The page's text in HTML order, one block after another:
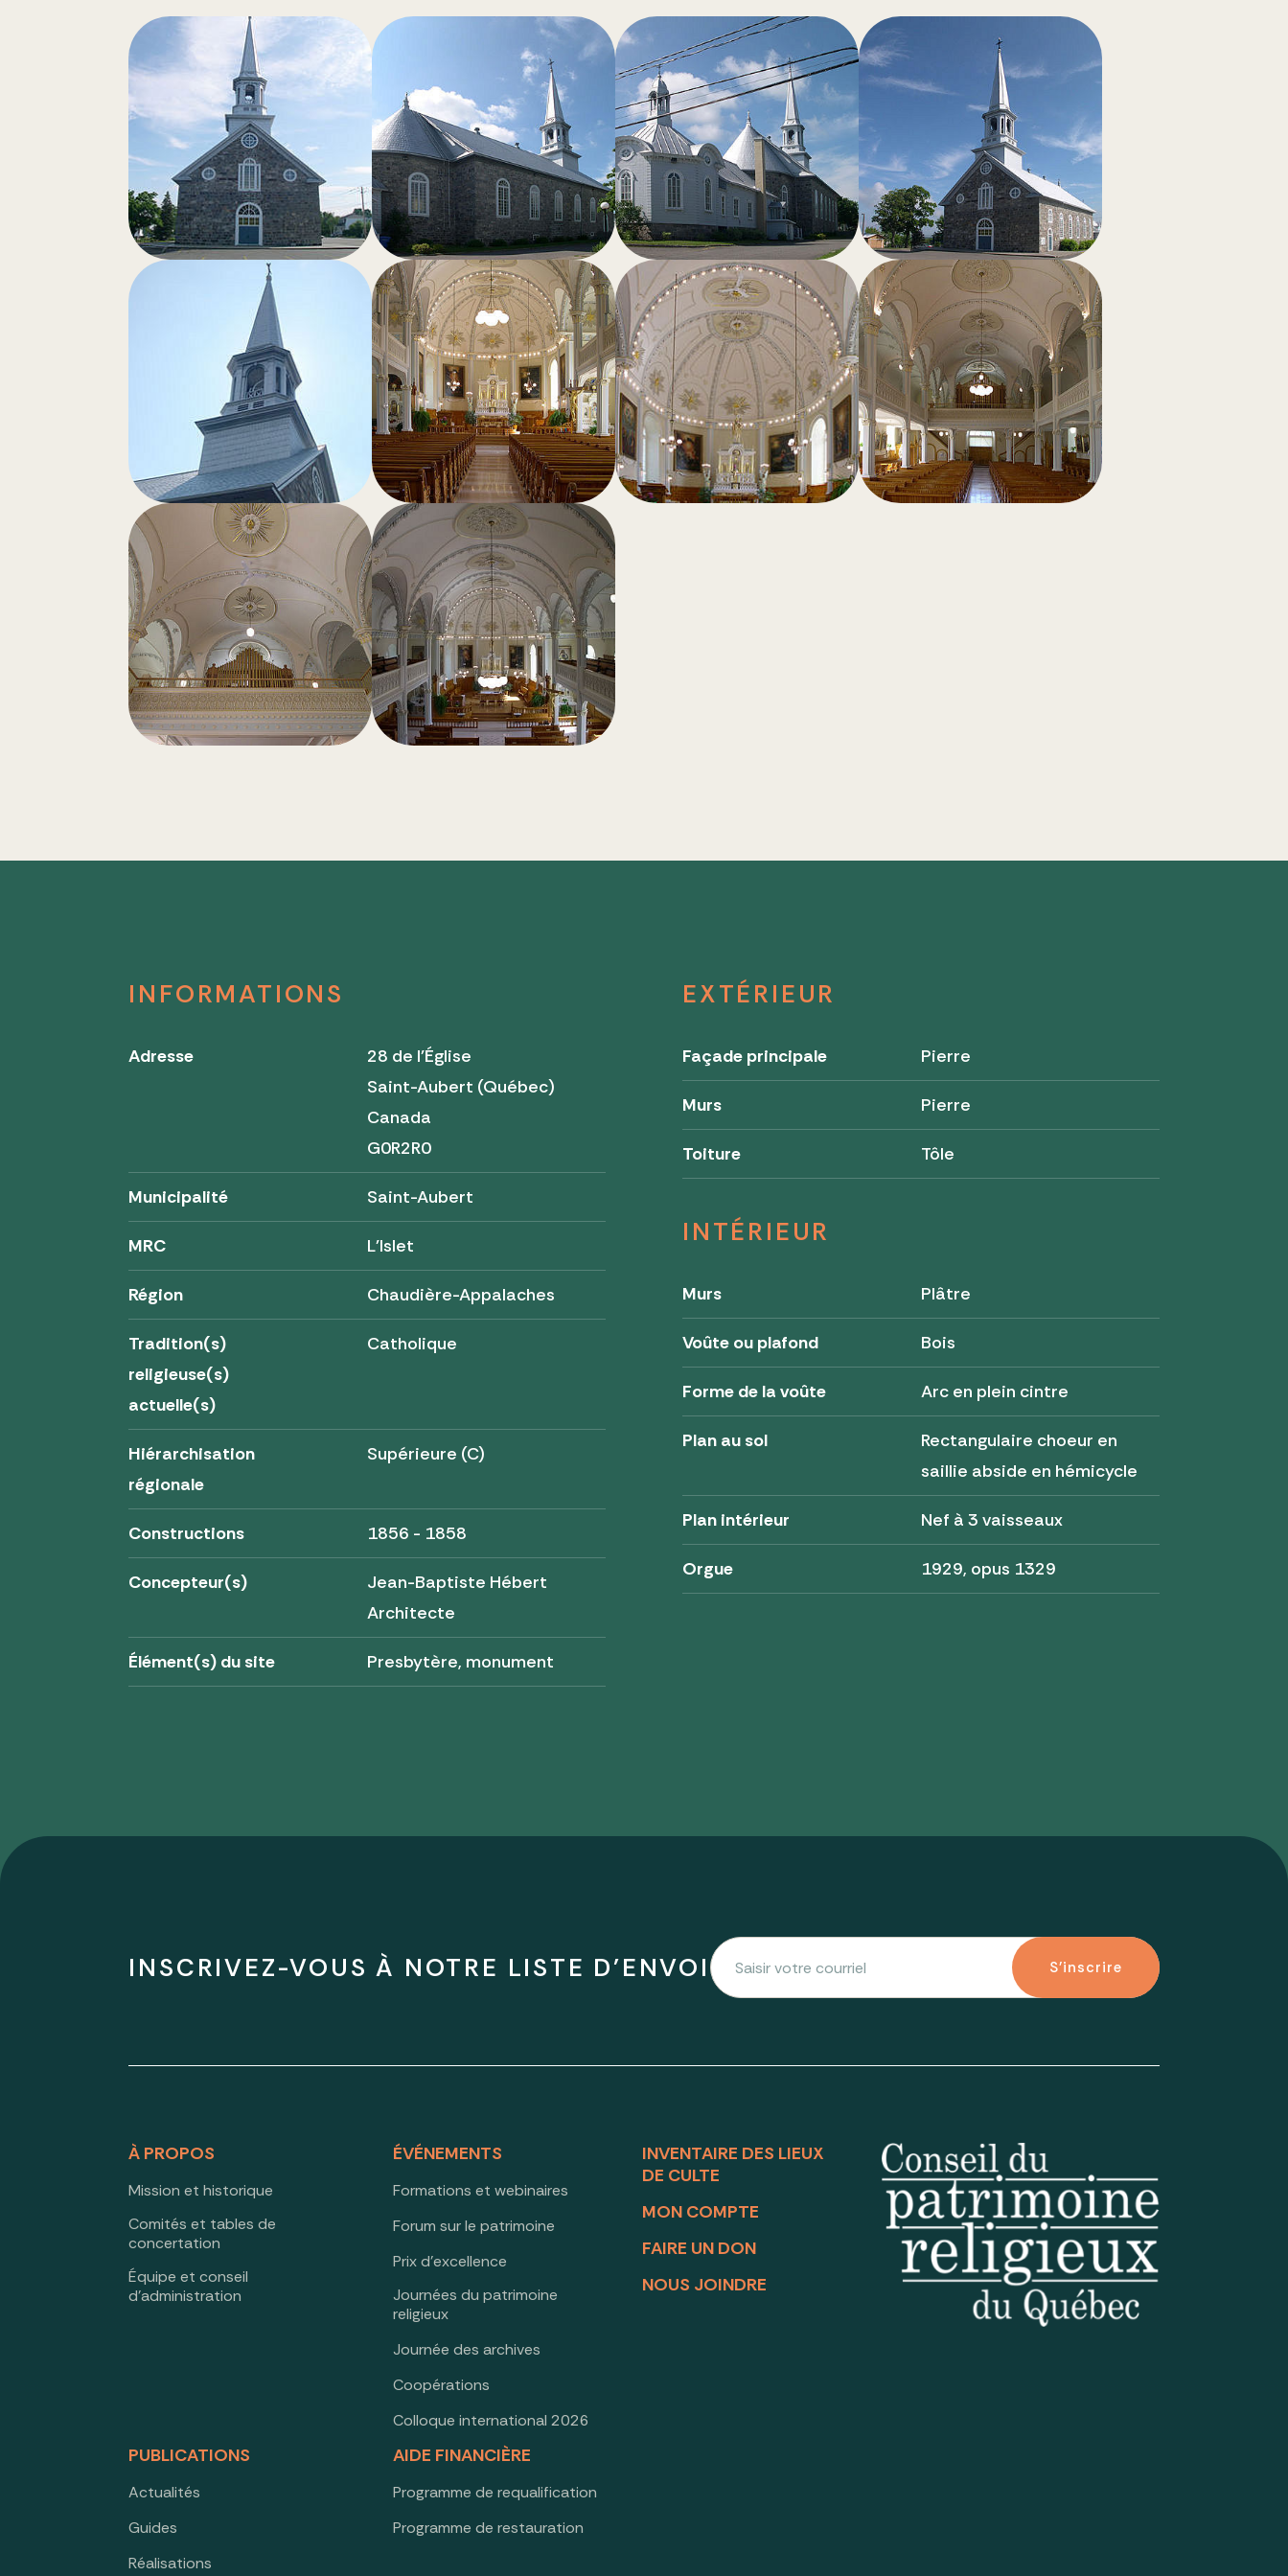
INFORMATIONS
Adresse
28 de l'Église
Saint-Aubert (Québec)
Canada
G0R2R0
Municipalité Saint-Aubert
MRC L'Islet
Région Chaudière-Appalaches
Tradition(s)
religieuse(s)
actuelle(s)
Catholique
Hiérarchisation
régionale
Supérieure (C)
Constructions 1856 - 1858
Concepteur(s)
Jean-Baptiste Hébert
Architecte
Élément(s) du site Presbytère, monument
EXTÉRIEUR
Façade principale Pierre
Murs Pierre
Toiture Tôle
INTÉRIEUR
Murs Plâtre
Voûte ou plafond Bois
Forme de la voûte Arc en plein cintre
Plan au sol
Rectangulaire choeur en
saillie abside en hémicycle
Plan intérieur Nef à 3 vaisseaux
Orgue 1929, opus 1329
INSCRIVEZ-VOUS À NOTRE LISTE D'ENVOI S'inscrire
À PROPOS
Mission et historique
Comités et tables de
concertation
Équipe et conseil
d’administration
ÉVÉNEMENTS
Formations et webinaires
Forum sur le patrimoine
Prix d’excellence
Journées du patrimoine
religieux
Journée des archives
Coopérations
Colloque international 2026
PUBLICATIONS
Actualités
Guides
Réalisations
AIDE FINANCIÈRE
Programme de requalification
Programme de restauration
INVENTAIRE DES LIEUX
DE CULTE
MON COMPTE
FAIRE UN DON
NOUS JOINDRE